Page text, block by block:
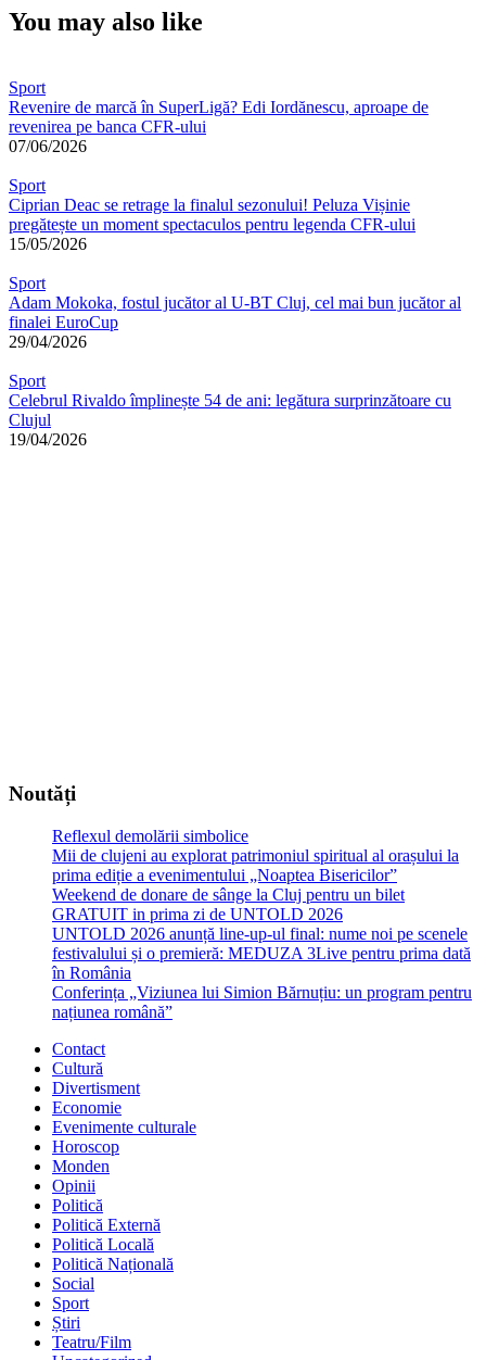
You may also like
Sport
Revenire de marcă în SuperLigă? Edi Iordănescu, aproape de
revenirea pe banca CFR-ului
07/06/2026
Sport
Ciprian Deac se retrage la finalul sezonului! Peluza Vișinie
pregătește un moment spectaculos pentru legenda CFR-ului
15/05/2026
Sport
Adam Mokoka, fostul jucător al U-BT Cluj, cel mai bun jucător al
finalei EuroCup
29/04/2026
Sport
Celebrul Rivaldo împlinește 54 de ani: legătura surprinzătoare cu
Clujul
19/04/2026
Noutăți
Reflexul demolării simbolice
Mii de clujeni au explorat patrimoniul spiritual al orașului la
prima ediție a evenimentului „Noaptea Bisericilor”
Weekend de donare de sânge la Cluj pentru un bilet
GRATUIT in prima zi de UNTOLD 2026
UNTOLD 2026 anunță line-up-ul final: nume noi pe scenele
festivalului și o premieră: MEDUZA 3Live pentru prima dată
în România
Conferința „Viziunea lui Simion Bărnuțiu: un program pentru
națiunea română”
Contact
Cultură
Divertisment
Economie
Evenimente culturale
Horoscop
Monden
Opinii
Politică
Politică Externă
Politică Locală
Politică Națională
Social
Sport
Știri
Teatru/Film